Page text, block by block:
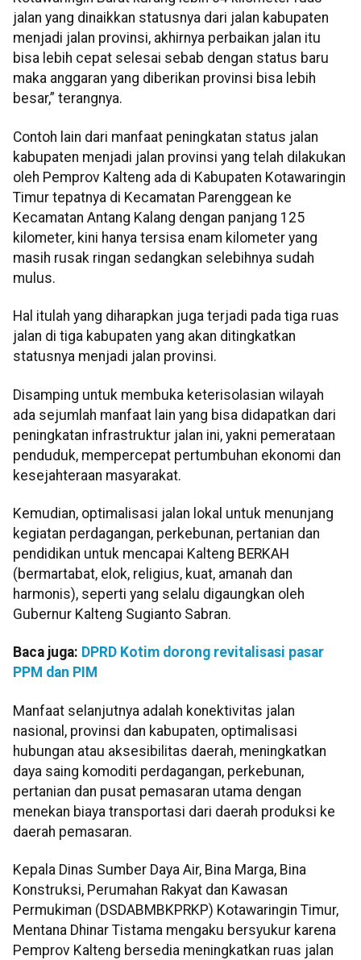
jalan yang dinaikkan statusnya dari jalan kabupaten
menjadi jalan provinsi, akhirnya perbaikan jalan itu
bisa lebih cepat selesai sebab dengan status baru
maka anggaran yang diberikan provinsi bisa lebih
besar,” terangnya.
Contoh lain dari manfaat peningkatan status jalan
kabupaten menjadi jalan provinsi yang telah dilakukan
oleh Pemprov Kalteng ada di Kabupaten Kotawaringin
Timur tepatnya di Kecamatan Parenggean ke
Kecamatan Antang Kalang dengan panjang 125
kilometer, kini hanya tersisa enam kilometer yang
masih rusak ringan sedangkan selebihnya sudah
mulus.
Hal itulah yang diharapkan juga terjadi pada tiga ruas
jalan di tiga kabupaten yang akan ditingkatkan
statusnya menjadi jalan provinsi.
Disamping untuk membuka keterisolasian wilayah
ada sejumlah manfaat lain yang bisa didapatkan dari
peningkatan infrastruktur jalan ini, yakni pemerataan
penduduk, mempercepat pertumbuhan ekonomi dan
kesejahteraan masyarakat.
Kemudian, optimalisasi jalan lokal untuk menunjang
kegiatan perdagangan, perkebunan, pertanian dan
pendidikan untuk mencapai Kalteng BERKAH
(bermartabat, elok, religius, kuat, amanah dan
harmonis), seperti yang selalu digaungkan oleh
Gubernur Kalteng Sugianto Sabran.
Baca juga: DPRD Kotim dorong revitalisasi pasar
PPM dan PIM
Manfaat selanjutnya adalah konektivitas jalan
nasional, provinsi dan kabupaten, optimalisasi
hubungan atau aksesibilitas daerah, meningkatkan
daya saing komoditi perdagangan, perkebunan,
pertanian dan pusat pemasaran utama dengan
menekan biaya transportasi dari daerah produksi ke
daerah pemasaran.
Kepala Dinas Sumber Daya Air, Bina Marga, Bina
Konstruksi, Perumahan Rakyat dan Kawasan
Permukiman (DSDABMBKPRKP) Kotawaringin Timur,
Mentana Dhinar Tistama mengaku bersyukur karena
Pemprov Kalteng bersedia meningkatkan ruas jalan